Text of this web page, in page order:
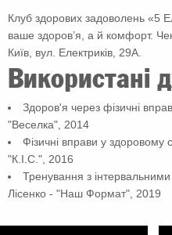
Клуб здорових задоволень «5
ваше здоров’я, а й комфорт.
Київ, вул. Електриків, 29А.
Використані
Здоров'я через фізичні
"Веселка", 2014
Фізичні вправи у здоровому
"К.І.С.", 2016
Тренування з
Лісенко - "Наш Формат", 2019